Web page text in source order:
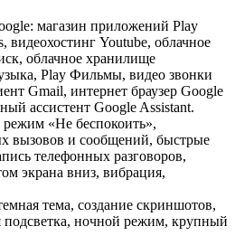
магазин приложений Play
видеохостинг Youtube, облачное
облачное хранилище
Play Фильмы, видео звонки
Gmail, интернет браузер Google
ассистент Google Assistant.
«Не беспокоить»,
вызовов и сообщений, быстрые
телефонных разговоров,
экрана вниз, вибрация,
тема, создание скриншотов,
подсветка, ночной режим, крупный